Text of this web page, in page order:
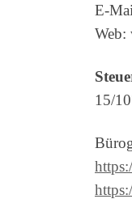
E-
Web:
15/